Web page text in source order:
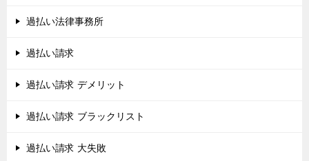
過払い法律事務所
過払い請求
過払い請求 デメリット
過払い請求 ブラックリスト
過払い請求 大失敗